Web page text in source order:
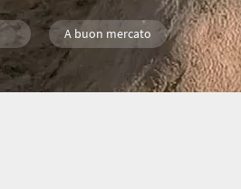
A buon mercato